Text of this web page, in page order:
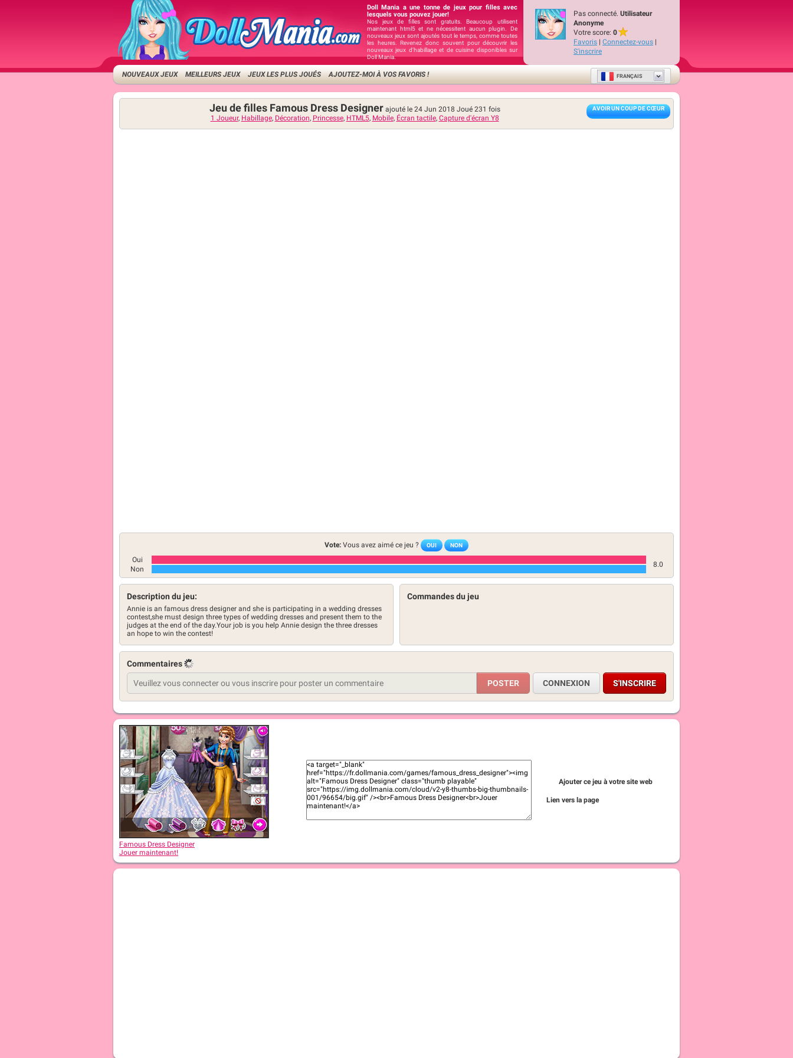
Doll Mania a une tonne de jeux pour filles avec
lesquels vous pouvez jouer!
Nos jeux de filles sont gratuits. Beaucoup utilisent
maintenant html5 et ne nécessitent aucun plugin. De
nouveaux jeux sont ajoutés tout le temps, comme toutes
les heures. Revenez donc souvent pour découvrir les
nouveaux jeux d'habillage et de cuisine disponibles sur
Doll Mania.
Pas connecté. Utilisateur
Anonyme
Votre score: 0
Favoris | Connectez-vous |
S'inscrire
NOUVEAUX JEUX MEILLEURS JEUX JEUX LES PLUS JOUÉS AJOUTEZ-MOI À VOS FAVORIS ! FRANÇAIS
AVOIR UN COUP DE CŒUR
Jeu de filles Famous Dress Designer ajouté le 24 Jun 2018 Joué 231 fois
1 Joueur, Habillage, Décoration, Princesse, HTML5, Mobile, Écran tactile, Capture d'écran Y8
Vote: Vous avez aimé ce jeu ? OUI NON
Oui
8.0
Non
Description du jeu:
Annie is an famous dress designer and she is participating in a wedding dresses
contest,she must design three types of wedding dresses and present them to the
judges at the end of the day.Your job is you help Annie design the three dresses
an hope to win the contest!
Commandes du jeu
Commentaires
CONNEXION S'INSCRIRE
Famous Dress Designer
Jouer maintenant!
Ajouter ce jeu à votre site web
Lien vers la page